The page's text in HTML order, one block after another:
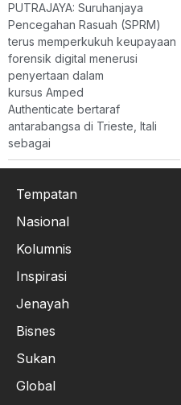
PUTRAJAYA: Suruhanjaya
Pencegahan Rasuah (SPRM)
terus memperkukuh keupayaan
forensik digital menerusi
penyertaan dalam
kursus Amped
Authenticate bertaraf
antarabangsa di Trieste, Itali
sebagai
Tempatan
Nasional
Kolumnis
Inspirasi
Jenayah
Bisnes
Sukan
Global